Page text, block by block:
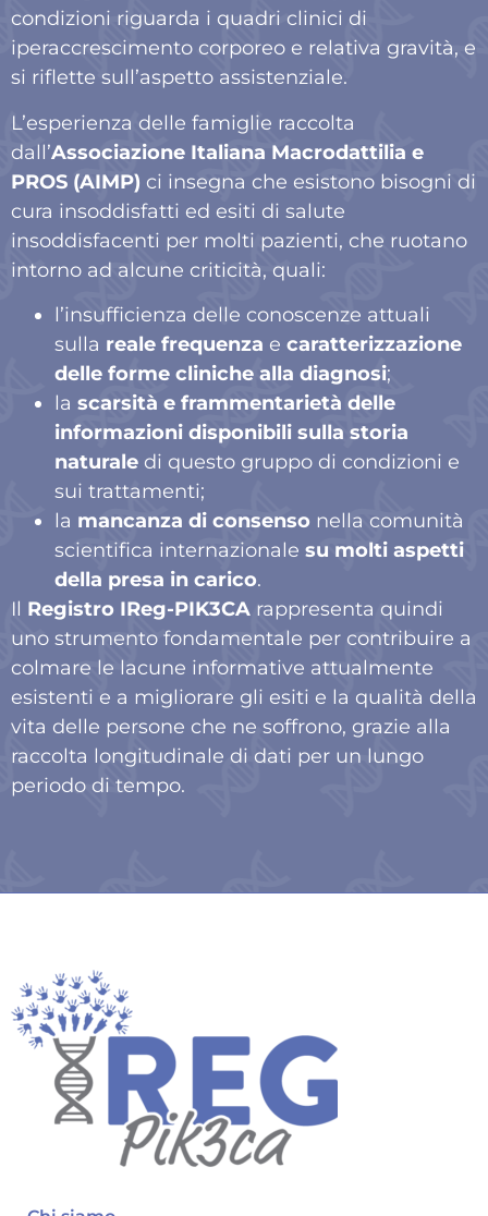
condizioni riguarda i quadri clinici di
iperaccrescimento corporeo e relativa gravità, e
si riflette sull’aspetto assistenziale.
L’esperienza delle famiglie raccolta
dall’Associazione Italiana Macrodattilia e
PROS (AIMP) ci insegna che esistono bisogni di
cura insoddisfatti ed esiti di salute
insoddisfacenti per molti pazienti, che ruotano
intorno ad alcune criticità, quali:
l’insufficienza delle conoscenze attuali
sulla reale frequenza e caratterizzazione
delle forme cliniche alla diagnosi;
la scarsità e frammentarietà delle
informazioni disponibili sulla storia
naturale di questo gruppo di condizioni e
sui trattamenti;
la mancanza di consenso nella comunità
scientifica internazionale su molti aspetti
della presa in carico.
Il Registro IReg-PIK3CA rappresenta quindi
uno strumento fondamentale per contribuire a
colmare le lacune informative attualmente
esistenti e a migliorare gli esiti e la qualità della
vita delle persone che ne soffrono, grazie alla
raccolta longitudinale di dati per un lungo
periodo di tempo.